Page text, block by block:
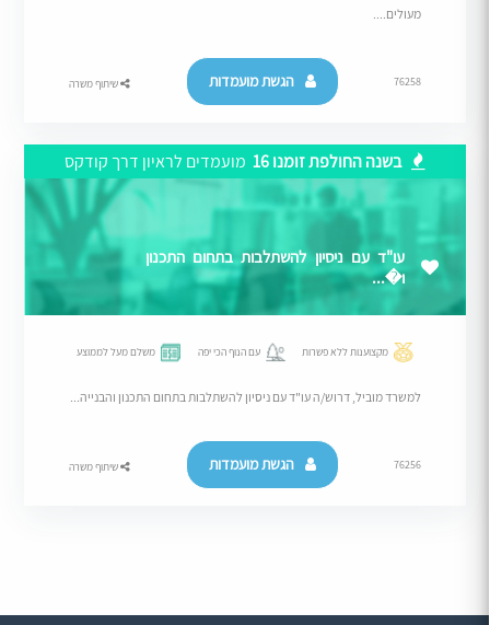
מעולים....
76258 הגשת מועמדות שיתוף משרה
בשנה החולפת זומנו 16 מועמדים לראיון דרך קודקס
עו"ד עם ניסיון להשתלבות בתחום התכנון
ו�...
מקצוענות ללא פשרות עם הנוף הכי יפה משלם מעל לממוצע
למשרד מוביל, דרוש/ה עו"ד עם ניסיון להשתלבות בתחום התכנון והבנייה...
76256 הגשת מועמדות שיתוף משרה